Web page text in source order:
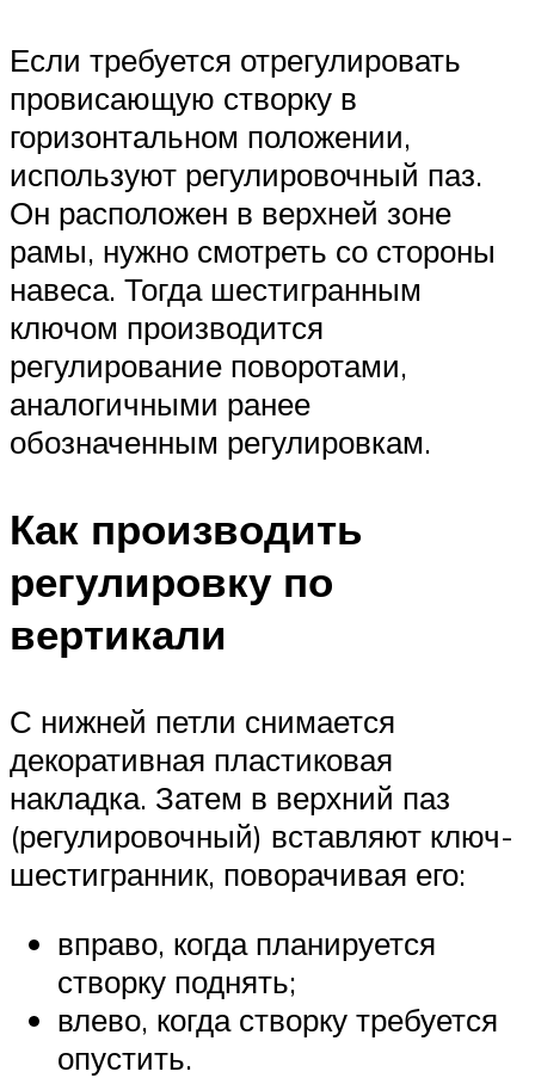
Если требуется отрегулировать
провисающую створку в
горизонтальном положении,
используют регулировочный паз.
Он расположен в верхней зоне
рамы, нужно смотреть со стороны
навеса. Тогда шестигранным
ключом производится
регулирование поворотами,
аналогичными ранее
обозначенным регулировкам.
Как производить
регулировку по
вертикали
С нижней петли снимается
декоративная пластиковая
накладка. Затем в верхний паз
(регулировочный) вставляют ключ-
шестигранник, поворачивая его:
вправо, когда планируется
створку поднять;
влево, когда створку требуется
опустить.